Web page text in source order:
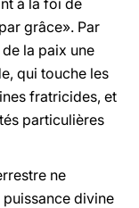
à la foi de
grâce». Par
la paix une
qui touche les
fratricides, et
particulières
ne
puissance divine